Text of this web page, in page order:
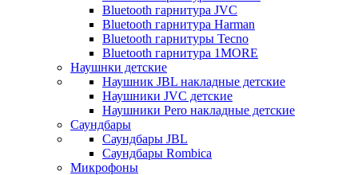
Bluetooth гарнитура JVC
Bluetooth гарнитура Harman
Bluetooth гарнитуры Tecno
Bluetooth гарнитура 1MORE
Наушнки детские
Наушник JBL накладные детские
Наушники JVC детские
Наушники Pero накладные детские
Саундбары
Саундбары JBL
Саундбары Rombica
Микрофоны